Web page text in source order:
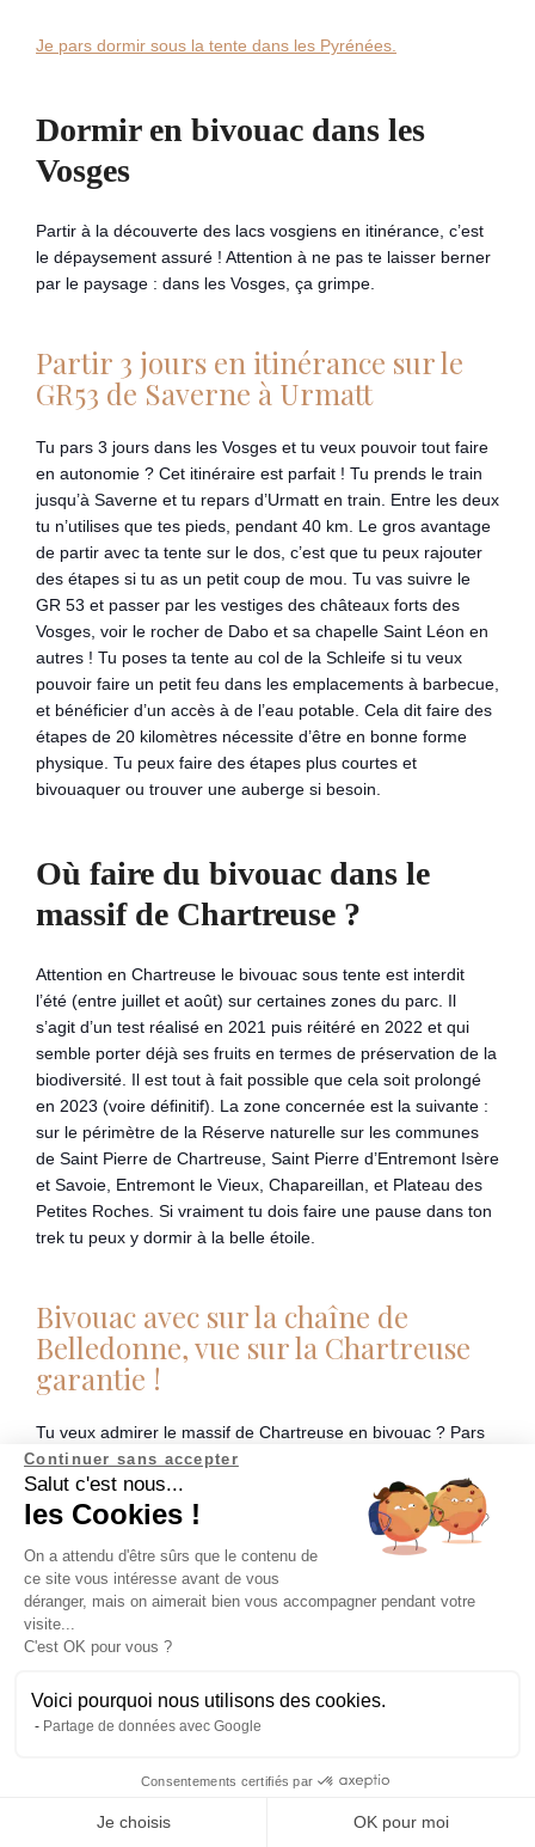
Je pars dormir sous la tente dans les Pyrénées.
Dormir en bivouac dans les
Vosges
Partir à la découverte des lacs vosgiens en itinérance, c’est
le dépaysement assuré ! Attention à ne pas te laisser berner
par le paysage : dans les Vosges, ça grimpe.
Partir 3 jours en itinérance sur le
GR53 de Saverne à Urmatt
Tu pars 3 jours dans les Vosges et tu veux pouvoir tout faire
en autonomie ? Cet itinéraire est parfait ! Tu prends le train
jusqu’à Saverne et tu repars d’Urmatt en train. Entre les deux
tu n’utilises que tes pieds, pendant 40 km. Le gros avantage
de partir avec ta tente sur le dos, c’est que tu peux rajouter
des étapes si tu as un petit coup de mou. Tu vas suivre le
GR 53 et passer par les vestiges des châteaux forts des
Vosges, voir le rocher de Dabo et sa chapelle Saint Léon en
autres ! Tu poses ta tente au col de la Schleife si tu veux
pouvoir faire un petit feu dans les emplacements à barbecue,
et bénéficier d’un accès à de l’eau potable. Cela dit faire des
étapes de 20 kilomètres nécessite d’être en bonne forme
physique. Tu peux faire des étapes plus courtes et
bivouaquer ou trouver une auberge si besoin.
Où faire du bivouac dans le
massif de Chartreuse ?
Attention en Chartreuse le bivouac sous tente est interdit
l’été (entre juillet et août) sur certaines zones du parc. Il
s’agit d’un test réalisé en 2021 puis réitéré en 2022 et qui
semble porter déjà ses fruits en termes de préservation de la
biodiversité. Il est tout à fait possible que cela soit prolongé
en 2023 (voire définitif). La zone concernée est la suivante :
sur le périmètre de la Réserve naturelle sur les communes
de Saint Pierre de Chartreuse, Saint Pierre d’Entremont Isère
et Savoie, Entremont le Vieux, Chapareillan, et Plateau des
Petites Roches. Si vraiment tu dois faire une pause dans ton
trek tu peux y dormir à la belle étoile.
Bivouac avec sur la chaîne de
Belledonne, vue sur la Chartreuse
garantie !
Tu veux admirer le massif de Chartreuse en bivouac ? Pars
sur la chaîne montagneuse d’en face ! On te propose même
durant ton séjour une sortie en Chartreuse pour admirer les
cascades d’Aloix. Cette aventure est faite pour les trekkeurs
curieux de toutes les activités de pleine nature. Tu feras
l’ascension du Grand Rochet 1926m afin d’admirer les
sommets des Alpes (si le temps est avec toi). Bivouac au
bord du lac Léat, découverte des cristaux, cueillette et
cuisine… tu pars pour une aventure riche de
On t’emmène ?
Partir en bivouac en Auvergne,
Continuer sans accepter
Salut c'est nous...
les Cookies !
On a attendu d'être sûrs que le contenu de
ce site vous intéresse avant de vous
déranger, mais on aimerait bien vous accompagner pendant votre
visite...
C'est OK pour vous ?
Voici pourquoi nous utilisons des cookies.
Partage de données avec Google
Consentements certifiés par
Je choisis OK pour moi